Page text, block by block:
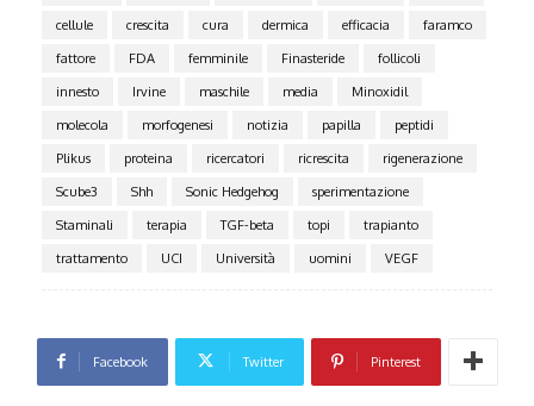
cellule
crescita cura dermica efficacia
faramco
fattore
FDA femminile Finasteride
follicoli
innesto
Irvine maschile media
Minoxidil
molecola
morfogenesi notizia papilla
peptidi
Plikus
proteina ricercatori ricrescita
rigenerazione
Scube3
Shh Sonic Hedgehog
sperimentazione
Staminali
terapia TGF-beta topi
trapianto
trattamento
UCI Università uomini VEGF
Facebook Twitter Pinterest